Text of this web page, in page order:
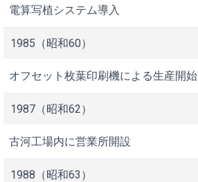
電算写植システム導入
1985（昭和60）
オフセット枚葉印刷機による生産開始
1987（昭和62）
古河工場内に営業所開設
1988（昭和63）